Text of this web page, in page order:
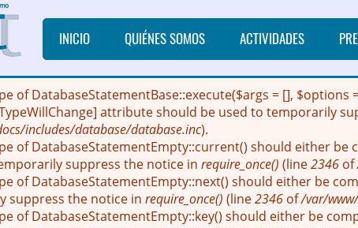
INICIO QUIÉNES SOMOS ACTIVIDADES
of DatabaseStatementBase::execute($args = [],
attribute should be used to temporarily
includes/database/database.inc).
of DatabaseStatementEmpty::current() should either
suppress the notice in require_once() (line2346 of
of DatabaseStatementEmpty::next() should either be
suppress the notice in require_once() (line2346 of/var/
of DatabaseStatementEmpty::key() should either be